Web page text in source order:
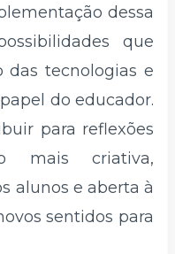
dessa
que
das tecnologias e
do educador.
para reflexões
mais criativa,
alunos e aberta à
sentidos para